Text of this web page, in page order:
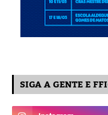
SIGA A GENTE E